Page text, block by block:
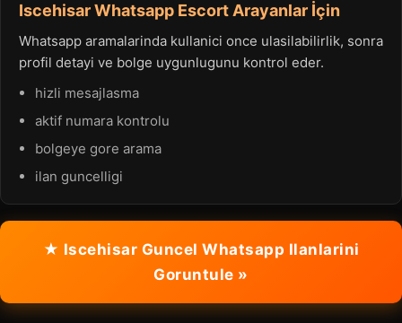
Iscehisar Whatsapp Escort Arayanlar İçin
Whatsapp aramalarinda kullanici once ulasilabilirlik, sonra
profil detayi ve bolge uygunlugunu kontrol eder.
hizli mesajlasma
aktif numara kontrolu
bolgeye gore arama
ilan guncelligi
★ Iscehisar Guncel Whatsapp Ilanlarini
Goruntule »